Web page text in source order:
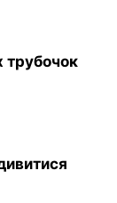
трубочок